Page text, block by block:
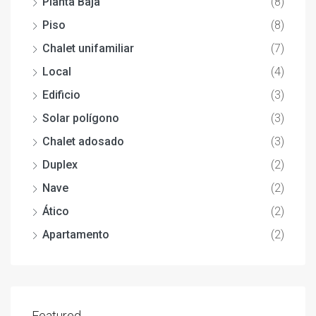
Piso
(8)
Chalet unifamiliar
(7)
Local
(4)
Edificio
(3)
Solar polígono
(3)
Chalet adosado
(3)
Duplex
(2)
Nave
(2)
Ático
(2)
Apartamento
(2)